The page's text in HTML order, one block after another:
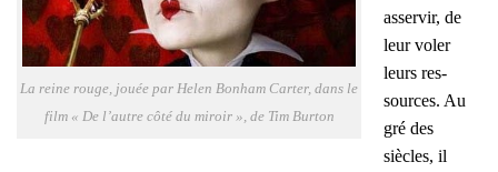
La reine rouge, jouée par Helen Bon­ham Car­ter, dans le
film « De l’autre côté du miroir », de Tim Bur­ton
asser­vir, de
leur voler
leurs res­
sources. Au
gré des
siècles, il